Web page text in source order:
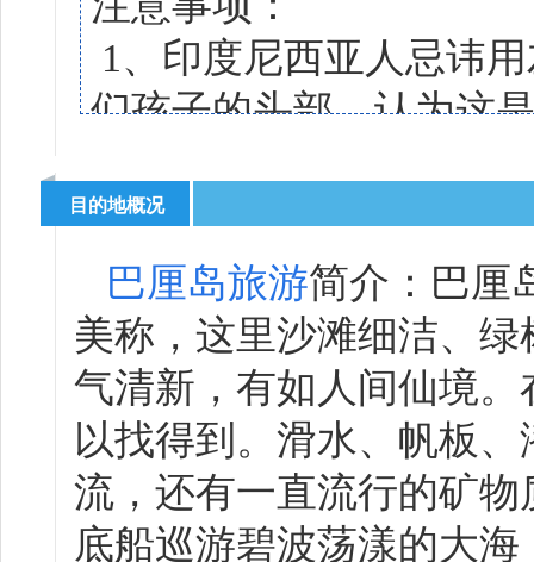
1、印度尼西亚人忌讳
们孩子的头部，认为这
宗教等话题；在印度尼
2、到巴厘岛旅游别忘
里的太阳可不是闹着玩
3、在街上购物时要留
船”嘛。
4、在街上行走时要注
踩踏。
目的地概况
巴厘岛旅游简介：巴厘
美称，这里沙滩细洁、
气清新，有如人间仙境
以找得到。滑水、帆板
流，还有一直流行的矿
底船巡游碧波荡漾的大